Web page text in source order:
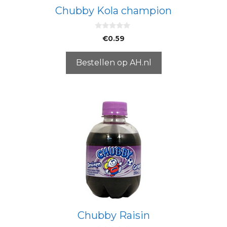
Chubby Kola champion
5
€0.59
Bestellen op AH.nl
Chubby Raisin